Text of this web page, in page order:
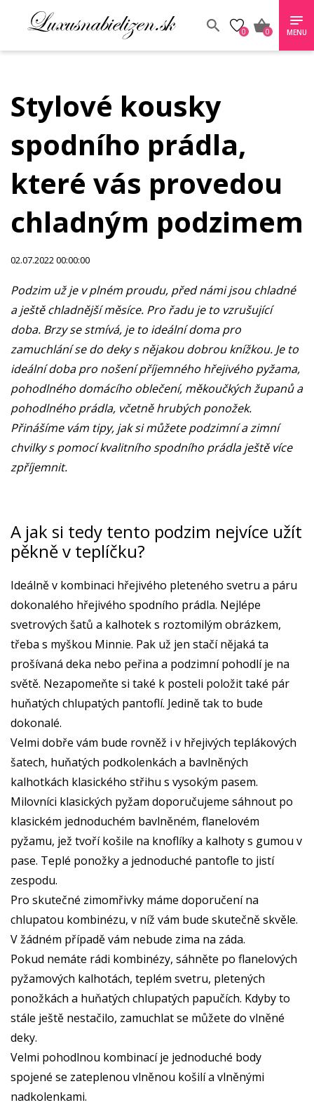
0 0 MENU
Stylové kousky
spodního prádla,
které vás provedou
chladným podzimem
02.07.2022 00:00:00
Podzim už je v plném proudu, před námi jsou chladné
a ještě chladnější měsíce. Pro řadu je to vzrušující
doba. Brzy se stmívá, je to ideální doma pro
zamuchlání se do deky s nějakou dobrou knížkou. Je to
ideální doba pro nošení příjemného hřejivého pyžama,
pohodlného domácího oblečení, měkoučkých županů a
pohodlného prádla, včetně hrubých ponožek.
Přinášíme vám tipy, jak si můžete podzimní a zimní
chvilky s pomocí kvalitního spodního prádla ještě více
zpříjemnit.
A jak si tedy tento podzim nejvíce užít
pěkně v teplíčku?
Ideálně v kombinaci hřejivého pleteného svetru a páru
dokonalého hřejivého spodního prádla. Nejlépe
svetrových šatů a kalhotek s roztomilým obrázkem,
třeba s myškou Minnie. Pak už jen stačí nějaká ta
prošívaná deka nebo peřina a podzimní pohodlí je na
světě. Nezapomeňte si také k posteli položit také pár
huňatých chlupatých pantoflí. Jedině tak to bude
dokonalé.
Velmi dobře vám bude rovněž i v hřejivých teplákových
šatech, huňatých podkolenkách a bavlněných
kalhotkách klasického střihu s vysokým pasem.
Milovníci klasických pyžam doporučujeme sáhnout po
klasickém jednoduchém bavlněném, flanelovém
pyžamu, jež tvoří košile na knoflíky a kalhoty s gumou v
pase. Teplé ponožky a jednoduché pantofle to jistí
zespodu.
Pro skutečné zimomřivky máme doporučení na
chlupatou kombinézu, v níž vám bude skutečně skvěle.
V žádném případě vám nebude zima na záda.
Pokud nemáte rádi kombinézy, sáhněte po flanelových
pyžamových kalhotách, teplém svetru, pletených
ponožkách a huňatých chlupatých papučích. Kdyby to
stále ještě nestačilo, zamuchlat se můžete do vlněné
deky.
Velmi pohodlnou kombinací je jednoduché body
spojené se zateplenou vlněnou košilí a vlněnými
nadkolenkami.